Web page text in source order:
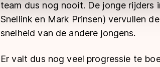
team dus nog nooit. De jonge rijders
Snellink en Mark Prinsen) vervullen
snelheid van de andere jongens.
Er valt dus nog veel progressie te